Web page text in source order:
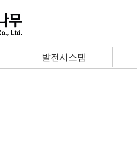
발전시스템